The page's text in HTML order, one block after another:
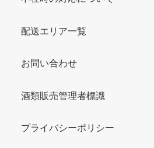
配送エリア一覧
お問い合わせ
酒類販売管理者標識
プライバシーポリシー